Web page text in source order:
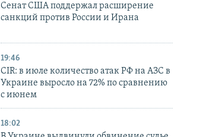
Сенат США поддержал расширение
санкций против России и Ирана
19:46
CIR: в июле количество атак РФ на АЗС в
Украине выросло на 72% по сравнению
с июнем
18:02